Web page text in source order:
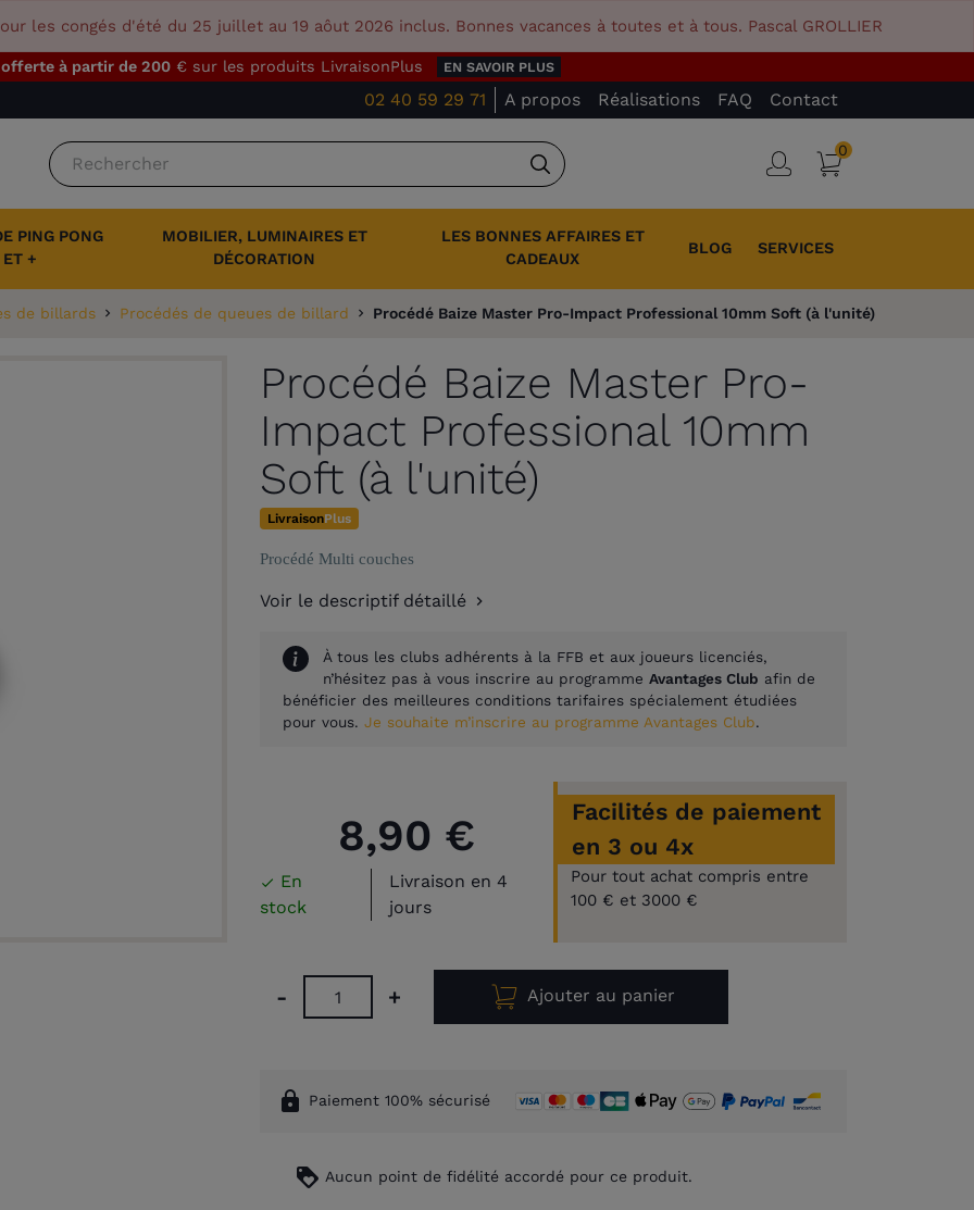
les congés d'été du 25 juillet au 19 aôut 2026 inclus. Bonnes vacances à toutes et à tous. Pascal GROLLIER
à partir de 200 € sur les produits LivraisonPlus EN SAVOIR PLUS
02 40 59 29 71 A propos Réalisations FAQ Contact
Rechercher
Connexion
Panier
0
PING PONG
ET +
MOBILIER, LUMINAIRES ET
DÉCORATION
LES BONNES AFFAIRES ET
CADEAUX
BLOG SERVICES
de billards Procédés de queues de billard Procédé Baize Master Pro-Impact Professional 10mm Soft (à l'unité)
Procédé Baize Master Pro-
Impact Professional 10mm
Soft (à l'unité)
LivraisonPlus
Procédé Multi couches
Voir le descriptif détaillé
À tous les clubs adhérents à la FFB et aux joueurs licenciés,
n’hésitez pas à vous inscrire au programme Avantages Club afin de
bénéficier des meilleures conditions tarifaires spécialement étudiées
pour vous. Je souhaite m’inscrire au programme Avantages Club.
8,90 €
 En
stock
Livraison en 4
jours
Facilités de paiement
en 3 ou 4x
Pour tout achat compris entre
100 € et 3000 €
- + Ajouter au panier
lock Paiement 100% sécurisé
loyalty Aucun point de fidélité accordé pour ce produit.